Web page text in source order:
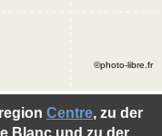
Centre, zu der
Blanc und zu der
©photo-libre.fr